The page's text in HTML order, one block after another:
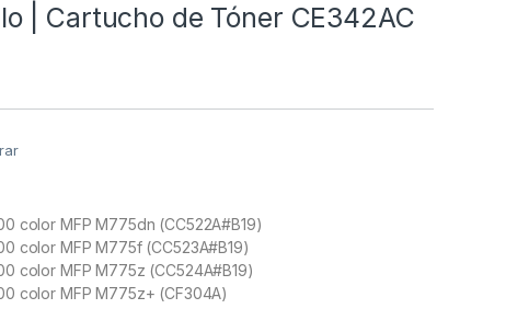
| Cartucho de Tóner CE342AC
color MFP M775dn (CC522A#B19)
color MFP M775f (CC523A#B19)
color MFP M775z (CC524A#B19)
color MFP M775z+ (CF304A)